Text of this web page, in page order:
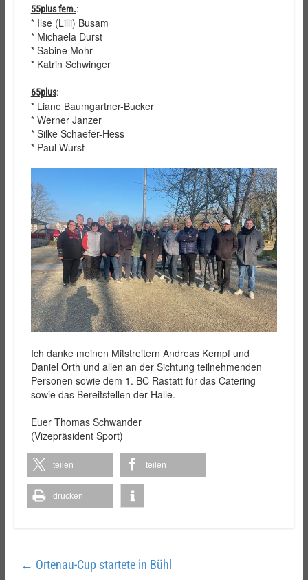
55plus fem.:
* Ilse (Lilli) Busam
* Michaela Durst
* Sabine Mohr
* Katrin Schwinger
65plus:
* Liane Baumgartner-Bucker
* Werner Janzer
* Silke Schaefer-Hess
* Paul Wurst
Ich danke meinen Mitstreitern Andreas Kempf und
Daniel Orth und allen an der Sichtung teilnehmenden
Personen sowie dem 1. BC Rastatt für das Catering
sowie das Bereitstellen der Halle.
Euer Thomas Schwander
(Vizepräsident Sport)
teilen teilen
drucken
← Ortenau-Cup startete in Bühl